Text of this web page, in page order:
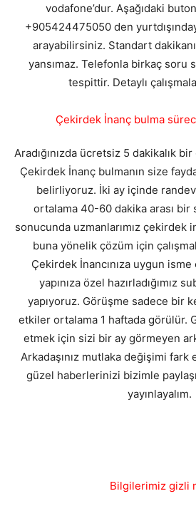
vodafone’dur. Aşağıdaki
+905424475050 den
arayabilirsiniz. Standart
yansımaz. Telefonla birkaç soru
tespittir. Detaylı
Çekirdek İnanç bulma
Aradığınızda ücretsiz 5 dakikalık
Çekirdek İnanç bulmanın size
belirliyoruz. İki ay içinde
ortalama 40-60 dakika arası bir
sonucunda uzmanlarımız çekirdek
buna yönelik çözüm için
Çekirdek İnancınıza uygun
yapınıza özel hazırladığımız
yapıyoruz. Görüşme sadece bir
etkiler ortalama 1 haftada görülür.
etmek için sizi bir ay görmeyen
Arkadaşınız mutlaka değişimi
güzel haberlerinizi bizimle
yayınlayalım.
Bilgilerimiz gizli